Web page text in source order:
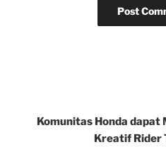
Komunitas Honda dapat
Kreatif Rider